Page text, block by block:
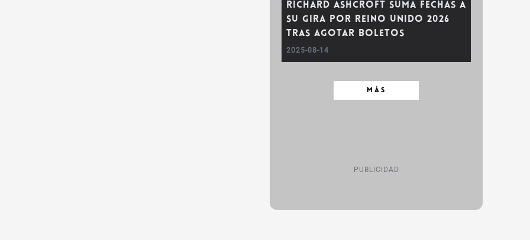
Richard Ashcroft suma fechas a
su gira por Reino Unido 2026
tras agotar boletos
2025-08-14
MÁS
PUBLICIDAD